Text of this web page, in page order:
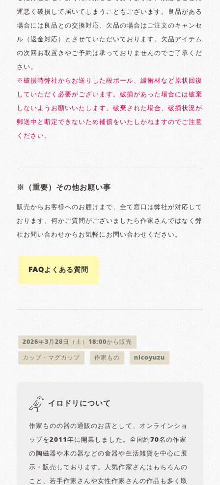
運悪く破損して届いてしまうこともございます。良品がある
場合には良品との交換対応、欠品の場合はご注文のキャンセ
ル（返金対応）とさせていただいております。欠品アイテム
の次回お取置きやご予約は承っておりませんのでご了承くだ
さい。
※破損時弊社からお送りした段ボール、緩衝材など原状回復
していただく必要がございます。破損があった場合には破棄
しないようお願いいたします。破棄された場合、破損状況が
郵送中と断定できないため補償をいたしかねますのでご注意
ください。
※（重要）その他お願い事
販売からお客様へのお届けまで、全て窓口は弊社が対応して
おります。何かご質問がございましたら作家さんではなく弊
社お問い合わせからお気軽にお問い合わせください。
FAQよくある質問
2026年3月28日（土）18:00から販売
カップ・マグカップ 作家もの nicoyuzu
イロドリについて
作家ものの器の通販のお店として、オンラインショ
ップを2011年に開業しました。全国約70名の作家
の陶磁器や木の器などの食器や生活雑貨を中心に展
示・販売しております。人気作家さんはもちろんの
こと、若手作家さんや女性作家さんの作品も多く取